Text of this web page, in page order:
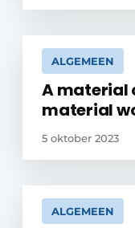
ALGEMEEN
A material
material
5 oktober 2023
ALGEMEEN